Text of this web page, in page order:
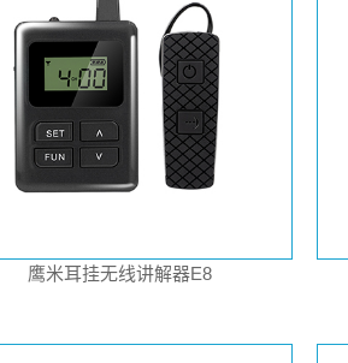
鹰米耳挂无线讲解器E8